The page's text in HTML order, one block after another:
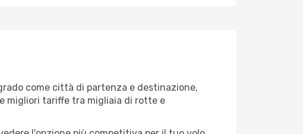
come città di partenza e destinazione,
migliori tariffe tra migliaia di rotte e